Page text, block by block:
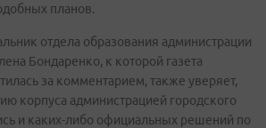
планов.
отдела образования администрации
Бондаренко, к которой газета
за комментарием, также уверяет,
корпуса администрацией городского
и каких-либо официальных решений по